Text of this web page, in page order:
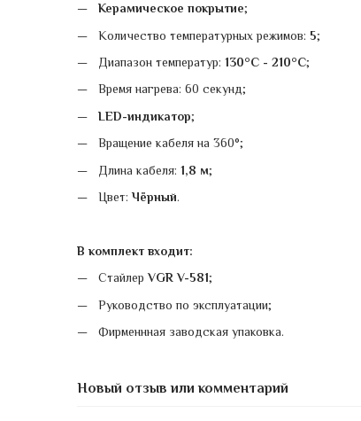
Керамическое покрытие;
Количество температурных режимов: 5;
Диапазон температур: 130°C - 210°C;
Время нагрева: 60 секунд;
LED-индикатор;
Вращение кабеля на 360°;
Длина кабеля: 1,8 м;
Цвет: Чёрный.
В комплект входит:
СтайлерVGR V-581;
Руководство по эксплуатации;
Фирменнная заводская упаковка.
Новый отзыв или комментарий